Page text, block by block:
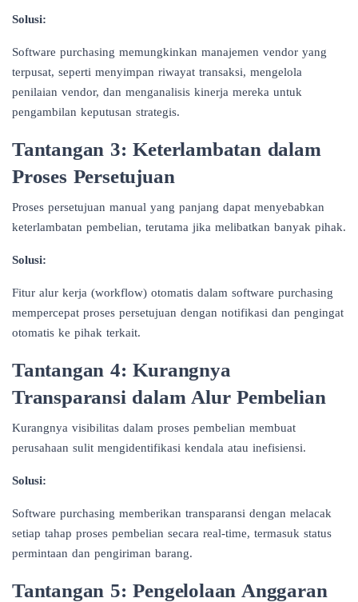
Solusi:
Software purchasing memungkinkan manajemen vendor yang
terpusat, seperti menyimpan riwayat transaksi, mengelola
penilaian vendor, dan menganalisis kinerja mereka untuk
pengambilan keputusan strategis.
Tantangan 3: Keterlambatan dalam
Proses Persetujuan
Proses persetujuan manual yang panjang dapat menyebabkan
keterlambatan pembelian, terutama jika melibatkan banyak pihak.
Solusi:
Fitur alur kerja (workflow) otomatis dalam software purchasing
mempercepat proses persetujuan dengan notifikasi dan pengingat
otomatis ke pihak terkait.
Tantangan 4: Kurangnya
Transparansi dalam Alur Pembelian
Kurangnya visibilitas dalam proses pembelian membuat
perusahaan sulit mengidentifikasi kendala atau inefisiensi.
Solusi:
Software purchasing memberikan transparansi dengan melacak
setiap tahap proses pembelian secara real-time, termasuk status
permintaan dan pengiriman barang.
Tantangan 5: Pengelolaan Anggaran